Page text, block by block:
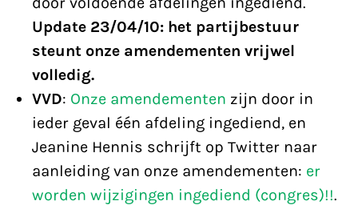
Update 23/04/10: het partijbestuur
steunt onze amendementen vrijwel
volledig.
VVD: Onze amendementen zijn door in
ieder geval één afdeling ingediend, en
Jeanine Hennis schrijft op Twitter naar
aanleiding van onze amendementen: er
worden wijzigingen ingediend (congres)!!.